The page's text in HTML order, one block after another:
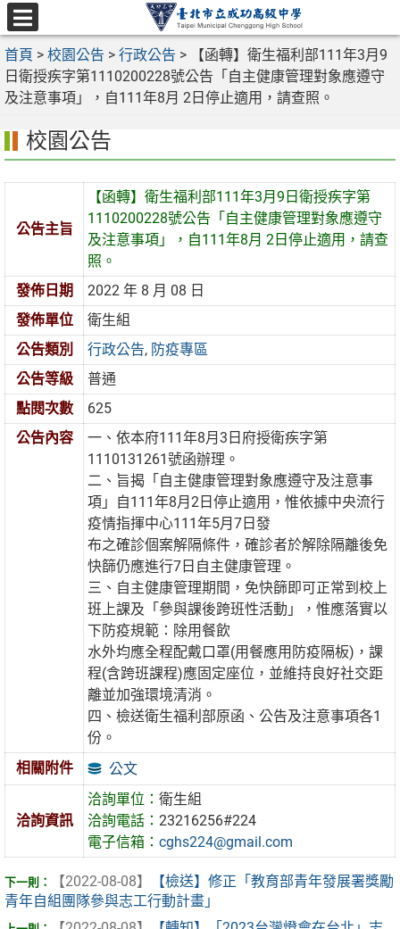
跳
至
主
要
內
選
單
首頁 > 校園公告 > 行政公告 >
【函轉】衛生福利部111年3月9
日衛授疾字第1110200228號公告「自主健康管理對象應遵守
及注意事項」，自111年8月 2日停止適用，請查照。
校園公告
公告主旨
【函轉】衛生福利部111年3月9日衛授疾字第
1110200228號公告「自主健康管理對象應遵守
及注意事項」，自111年8月 2日停止適用，請查
照。
發佈日期
2022 年 8 月 08 日
發佈單位
衛生組
公告類別
行政公告, 防疫專區
公告等級
普通
點閱次數
625
公告內容
一、依本府111年8月3日府授衛疾字第
1110131261號函辦理。
二、旨揭「自主健康管理對象應遵守及注意事
項」自111年8月2日停止適用，惟依據中央流行
疫情指揮中心111年5月7日發
布之確診個案解隔條件，確診者於解除隔離後免
快篩仍應進行7日自主健康管理。
三、自主健康管理期間，免快篩即可正常到校上
班上課及「參與課後跨班性活動」，惟應落實以
下防疫規範：除用餐飲
水外均應全程配戴口罩(用餐應用防疫隔板)，課
程(含跨班課程)應固定座位，並維持良好社交距
離並加強環境清消。
四、檢送衛生福利部原函、公告及注意事項各1
份。
相關附件
公文
洽詢資訊
洽詢單位：衛生組
洽詢電話：23216256#224
電子信箱：cghs224@gmail.com
【2022-08-08】
【檢送】修正「教育部青年發展署獎勵
青年自組團隊參與志工行動計畫」